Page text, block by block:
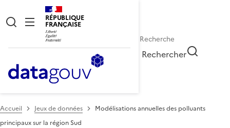
RÉPUBLIQUE
FRANÇAISE
Rechercher
Accueil Jeux de données
Modélisations annuelles des polluants
principaux sur la région Sud